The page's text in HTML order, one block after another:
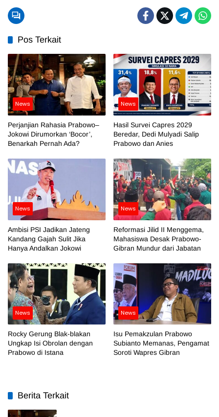
Pos Terkait
News
Perjanjian Rahasia Prabowo–
Jokowi Dirumorkan ‘Bocor’,
Benarkah Pernah Ada?
News
Hasil Survei Capres 2029
Beredar, Dedi Mulyadi Salip
Prabowo dan Anies
News
Ambisi PSI Jadikan Jateng
Kandang Gajah Sulit Jika
Hanya Andalkan Jokowi
News
Reformasi Jilid II Menggema,
Mahasiswa Desak Prabowo-
Gibran Mundur dari Jabatan
News
Rocky Gerung Blak-blakan
Ungkap Isi Obrolan dengan
Prabowo di Istana
News
Isu Pemakzulan Prabowo
Subianto Memanas, Pengamat
Soroti Wapres Gibran
Berita Terkait